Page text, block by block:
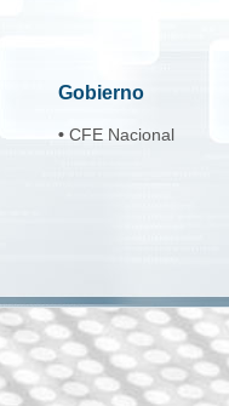
Gobierno
• CFE Nacional